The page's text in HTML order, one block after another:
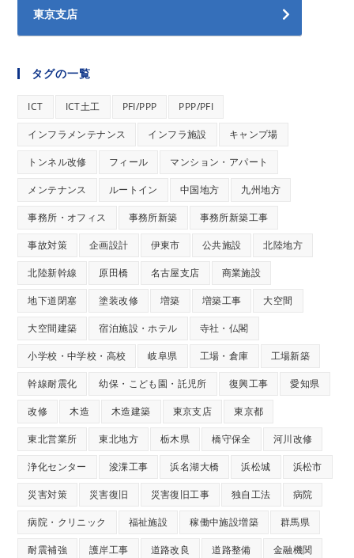
東京支店
タグの一覧
ICT ICT土工 PFI/PPP PPP/PFI
インフラメンテナンス インフラ施設 キャンプ場
トンネル改修 フィール マンション・アパート
メンテナンス ルートイン 中国地方 九州地方
事務所・オフィス 事務所新築 事務所新築工事
事故対策 企画設計 伊東市 公共施設 北陸地方
北陸新幹線 原田橋 名古屋支店 商業施設
地下道閉塞 塗装改修 増築 増築工事 大空間
大空間建築 宿泊施設・ホテル 寺社・仏閣
小学校・中学校・高校 岐阜県 工場・倉庫 工場新築
幹線耐震化 幼保・こども園・託児所 復興工事 愛知県
改修 木造 木造建築 東京支店 東京都
東北営業所 東北地方 栃木県 橋守保全 河川改修
浄化センター 浚渫工事 浜名湖大橋 浜松城 浜松市
災害対策 災害復旧 災害復旧工事 独自工法 病院
病院・クリニック 福祉施設 稼働中施設増築 群馬県
耐震補強 護岸工事 道路改良 道路整備 金融機関